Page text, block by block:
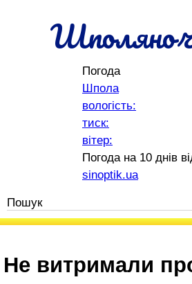
Погода
Шпола
вологість:
тиск:
вітер:
Погода на 10 днів
sinoptik.ua
Не витримали